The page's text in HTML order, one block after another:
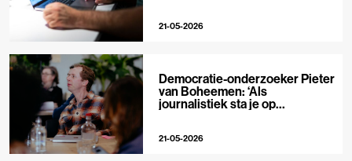
21-05-2026
Democratie-onderzoeker Pieter
van Boheemen: ‘Als
journalistiek sta je op
21-05-2026